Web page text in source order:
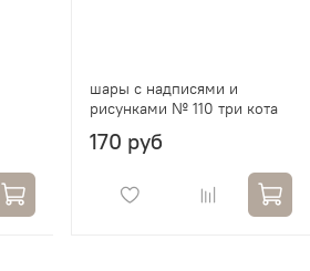
шары с надписями и
рисунками № 110 три кота
170 руб